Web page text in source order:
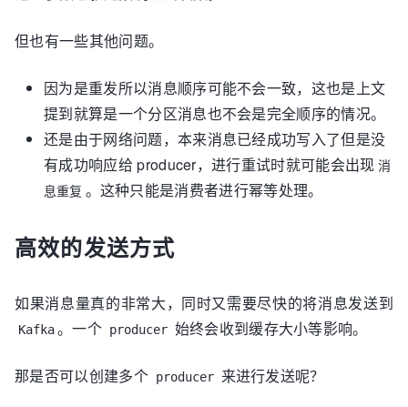
但也有一些其他问题。
因为是重发所以消息顺序可能不会一致，这也是上文
提到就算是一个分区消息也不会是完全顺序的情况。
还是由于网络问题，本来消息已经成功写入了但是没
有成功响应给 producer，进行重试时就可能会出现 消
息重复 。这种只能是消费者进行幂等处理。
高效的发送方式
如果消息量真的非常大，同时又需要尽快的将消息发送到
Kafka 。一个 producer 始终会收到缓存大小等影响。
那是否可以创建多个 producer 来进行发送呢？